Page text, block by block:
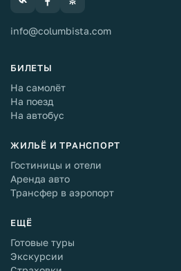
info@columbista.com
БИЛЕТЫ
На самолёт
На поезд
На автобус
ЖИЛЬЁ И ТРАНСПОРТ
Гостиницы и отели
Аренда авто
Трансфер в аэропорт
ЕЩЁ
Готовые туры
Экскурсии